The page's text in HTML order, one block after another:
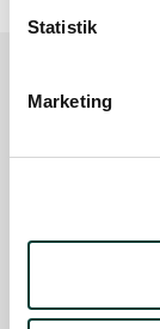
Statistik
Marketing
Google